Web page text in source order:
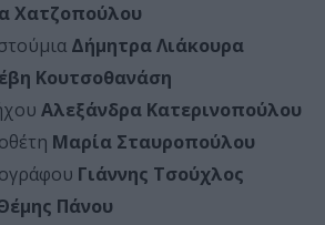
Χατζοπούλου
Δήμητρα Λιάκουρα
Κουτσοθανάση
Αλεξάνδρα Κατερινοπούλου
Μαρία Σταυροπούλου
Γιάννης Τσούχλος
Πάνου